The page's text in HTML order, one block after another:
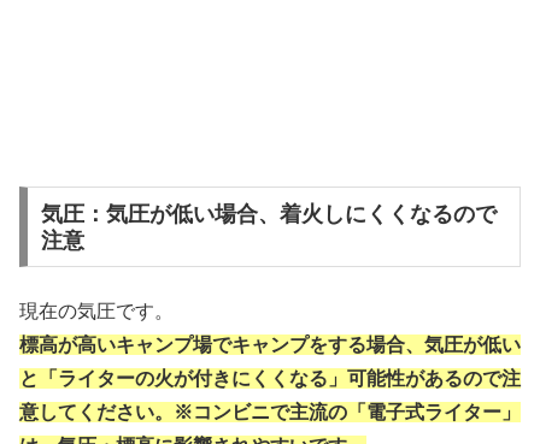
気圧：気圧が低い場合、着火しにくくなるので
注意
現在の気圧です。
標高が高いキャンプ場でキャンプをする場合、気圧が低い
と「ライターの火が付きにくくなる」可能性があるので注
意してください。※コンビニで主流の「電子式ライター」